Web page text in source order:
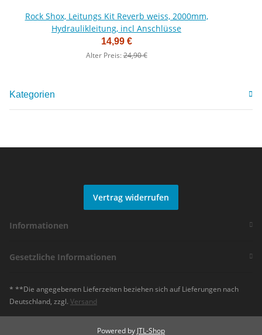
Rock Shox, Leitungs Kit Reverb weiss, 2000mm,
Hydraulikleitung, incl Anschlüsse
14,99 €
Alter Preis:24,90 €
Kategorien
Vertrag widerrufen
Informationen
Gesetzliche Informationen
* **Die angegebenen Lieferzeiten beziehen sich auf Lieferungen nach
Deutschland, zzgl. Versand
Powered by JTL-Shop